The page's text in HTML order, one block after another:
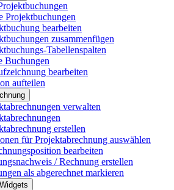
Projektbuchungen
bearbeiten
zusammenfügen
Tabellenspalten
Buchungen
bearbeiten
aufteilen
verwalten
erstellen
für Projektabrechnung auswählen
bearbeiten
/ Rechnung erstellen
als abgerechnet markieren